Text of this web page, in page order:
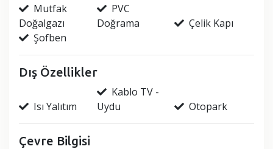
Mutfak
Doğalgazı
PVC
Doğrama
Çelik Kapı
Şofben
Dış Özellikler
Isı Yalıtım
Kablo TV -
Uydu
Otopark
Çevre Bilgisi